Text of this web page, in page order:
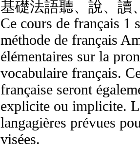
基礎法語聽、說、讀
Ce cours de français 1
méthode de français
élémentaires sur la
vocabulaire français.
française seront
explicite ou implicite.
langagières prévues
visées.